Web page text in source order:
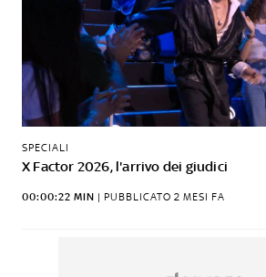
SPECIALI
X Factor 2026, l'arrivo dei giudici
00:00:22 MIN | PUBBLICATO 2 MESI FA